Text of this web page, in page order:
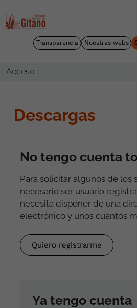
Transparencia Nuestras webs
Acceso
Descargas
No tengo cuenta
Para solicitar algunos de los
necesario ser usuario
necesita disponer de una
electrónico y unos cuantos
Quiero registrarme
Ya tengo cuenta